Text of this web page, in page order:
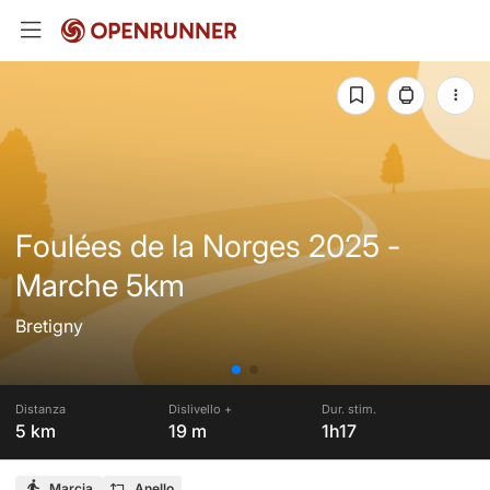
Foulées de la Norges 2025 -
Marche 5km
Bretigny
Distanza
5 km
Dislivello +
19 m
Dur. stim.
1h17